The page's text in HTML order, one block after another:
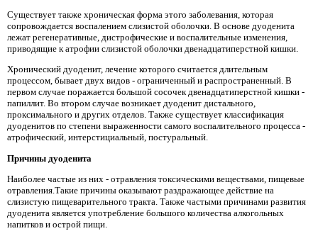
Существует также хроническая форма этого заболевания, которая
сопровождается воспалением слизистой оболочки. В основе дуоденита
лежат регенеративные, дистрофические и воспалительные изменения,
приводящие к атрофии слизистой оболочки двенадцатиперстной кишки.
Хронический дуоденит, лечение которого считается длительным
процессом, бывает двух видов - ограниченный и распространенный. В
первом случае поражается большой сосочек двенадцатиперстной кишки -
папиллит. Во втором случае возникает дуоденит дистального,
проксимального и других отделов. Также существует классификация
дуоденитов по степени выраженности самого воспалительного процесса -
атрофический, интерстициальный, постуральный.
Причины дуоденита
Наиболее частые из них - отравления токсическими веществами, пищевые
отравления.Такие причины оказывают раздражающее действие на
слизистую пищеварительного тракта. Также частыми причинами развития
дуоденита является употребление большого количества алкогольных
напитков и острой пищи.